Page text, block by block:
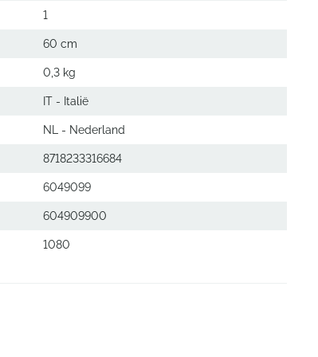
1
60 cm
0,3 kg
IT - Italië
NL - Nederland
8718233316684
6049099
604909900
1080